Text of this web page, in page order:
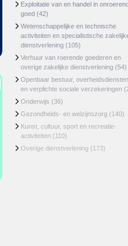
Exploitatie van en handel in
goed (42)
Wetenschappelijke en technische
activiteiten en specialistische
dienstverlening (105)
Verhuur van roerende goederen en
overige zakelijke dienstverlening (54)
Openbaar bestuur, overheidsdiensten
en verplichte sociale verzekeringen
Onderwijs (36)
Gezondheids- en welzijnszorg (140)
Kunst, cultuur, sport en recreatie-
activiteiten (110)
Overige dienstverlening (173)